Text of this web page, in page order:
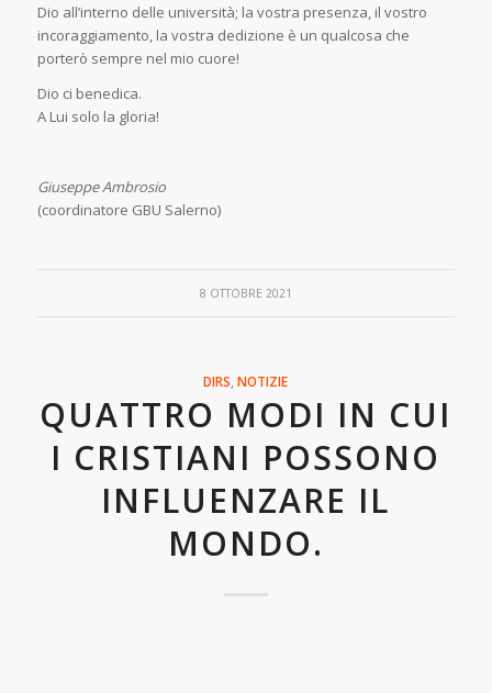
Dio all’interno delle università; la vostra presenza, il vostro
incoraggiamento, la vostra dedizione è un qualcosa che
porterò sempre nel mio cuore!
Dio ci benedica.
A Lui solo la gloria!
Giuseppe Ambrosio
(coordinatore GBU Salerno)
8 OTTOBRE 2021
DIRS ,NOTIZIE
QUATTRO MODI IN CUI
I CRISTIANI POSSONO
INFLUENZARE IL
MONDO.